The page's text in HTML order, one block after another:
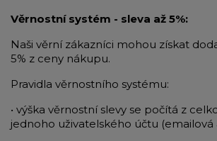
Věrnostní systém - sleva až 5%:
Naši věrní zákazníci mohou získat
5% z ceny nákupu.
Pravidla věrnostního systému:
• výška věrnostní slevy se počítá z
jednoho uživatelského účtu (emailová